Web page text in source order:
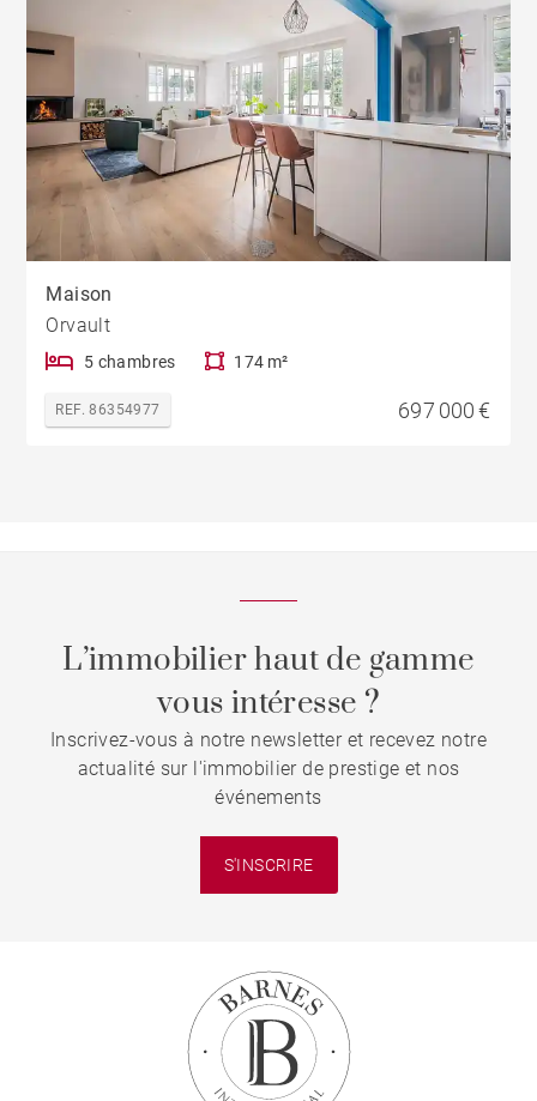
Maison
Orvault
5 chambres 174 m²
REF. 86354977 697 000 €
L’immobilier haut de gamme
vous intéresse ?
Inscrivez-vous à notre newsletter et recevez notre
actualité sur l'immobilier de prestige et nos
événements
S'INSCRIRE